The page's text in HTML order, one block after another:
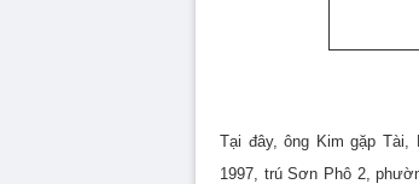
Tại đây, ông Kim gặp Tài,
1997, trú Sơn Phô 2,